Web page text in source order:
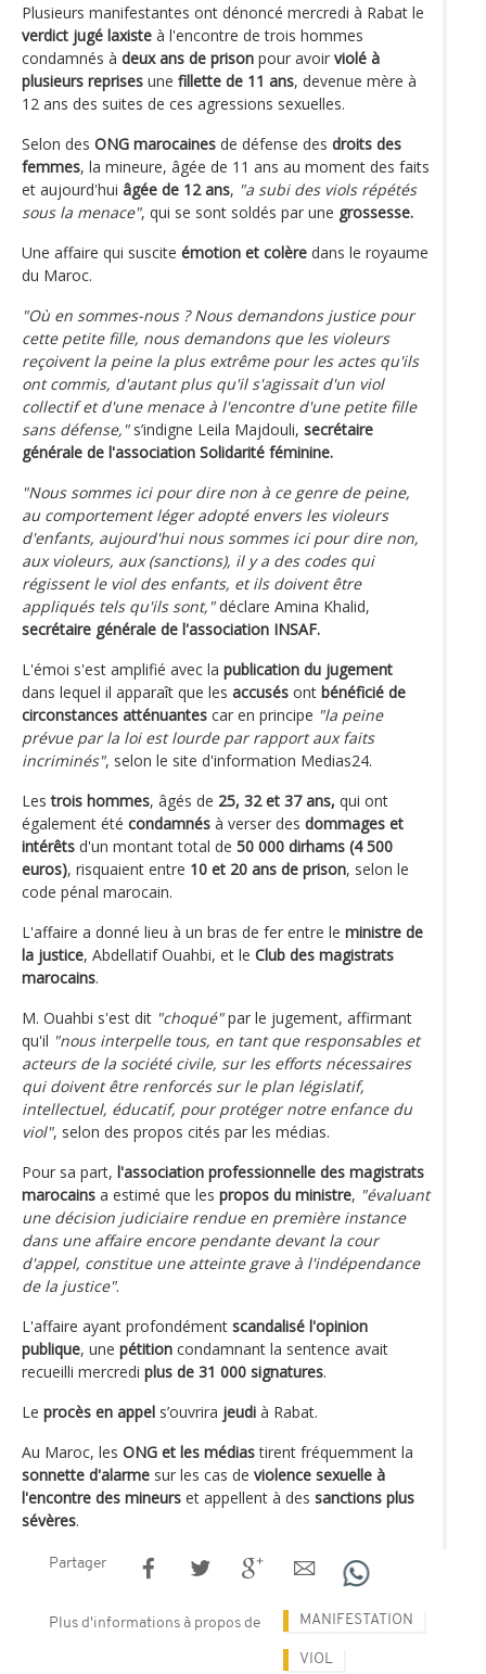
Plusieurs manifestantes ont dénoncé mercredi à Rabat le
verdict jugé laxiste à l'encontre de trois hommes
condamnés à deux ans de prison pour avoir violé à
plusieurs reprises une fillette de 11 ans, devenue mère à
12 ans des suites de ces agressions sexuelles.
Selon des ONG marocaines de défense des droits des
femmes, la mineure, âgée de 11 ans au moment des faits
et aujourd'hui âgée de 12 ans, "a subi des viols répétés
sous la menace", qui se sont soldés par une grossesse.
Une affaire qui suscite émotion et colère dans le royaume
du Maroc.
"Où en sommes-nous ? Nous demandons justice pour
cette petite fille, nous demandons que les violeurs
reçoivent la peine la plus extrême pour les actes qu'ils
ont commis, d'autant plus qu'il s'agissait d'un viol
collectif et d'une menace à l'encontre d'une petite fille
sans défense,"s’indigne Leila Majdouli, secrétaire
générale de l'association Solidarité féminine.
"Nous sommes ici pour dire non à ce genre de peine,
au comportement léger adopté envers les violeurs
d'enfants, aujourd'hui nous sommes ici pour dire non,
aux violeurs, aux (sanctions), il y a des codes qui
régissent le viol des enfants, et ils doivent être
appliqués tels qu'ils sont,"déclare Amina Khalid,
secrétaire générale de l'association INSAF.
L'émoi s'est amplifié avec la publication du jugement
dans lequel il apparaît que les accusés ont bénéficié de
circonstances atténuantes car en principe "la peine
prévue par la loi est lourde par rapport aux faits
incriminés", selon le site d'information Medias24.
Lestrois hommes, âgés de 25, 32 et 37 ans, qui ont
également été condamnés à verser des dommages et
intérêts d'un montant total de 50 000 dirhams (4 500
euros), risquaient entre 10 et 20 ans de prison, selon le
code pénal marocain.
L'affaire a donné lieu à un bras de fer entre le ministre de
la justice, Abdellatif Ouahbi, et le Club des magistrats
marocains.
M. Ouahbi s'est dit "choqué"par le jugement, affirmant
qu'il "nous interpelle tous, en tant que responsables et
acteurs de la société civile, sur les efforts nécessaires
qui doivent être renforcés sur le plan législatif,
intellectuel, éducatif, pour protéger notre enfance du
viol", selon des propos cités par les médias.
Pour sa part, l'association professionnelle des magistrats
marocains a estimé que les propos du ministre, "évaluant
une décision judiciaire rendue en première instance
dans une affaire encore pendante devant la cour
d'appel, constitue une atteinte grave à l'indépendance
de la justice".
L'affaire ayant profondément scandalisé l'opinion
publique, une pétition condamnant la sentence avait
recueilli mercredi plus de 31 000 signatures.
Le procès en appel s’ouvrira jeudi à Rabat.
Au Maroc, les ONG et les médiastirent fréquemment la
sonnette d'alarme sur les cas de violence sexuelle à
l'encontre des mineurs et appellent à des sanctions plus
sévères.
Partager
Plus d'informations à propos de MANIFESTATION
VIOL